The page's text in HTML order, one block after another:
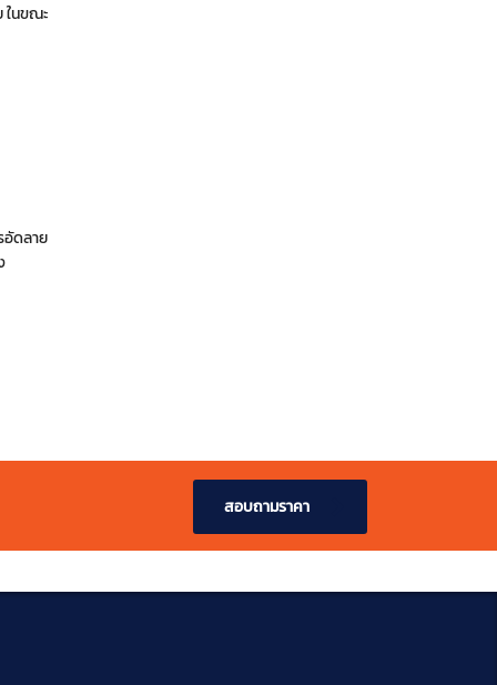
ในขณะ
อัดลาย
สอบถามราคา